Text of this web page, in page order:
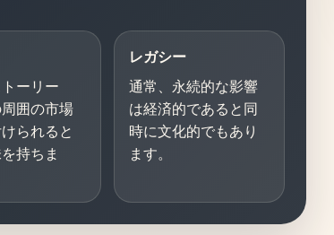
ーリー
囲の市場
られると
持ちま
レガシー
通常、永続的な影響
は経済的であると同
時に文化的でもあり
ます。